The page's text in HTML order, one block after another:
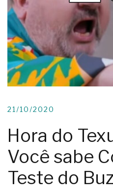
21/10/2020
Hora do
Você sabe
Teste do